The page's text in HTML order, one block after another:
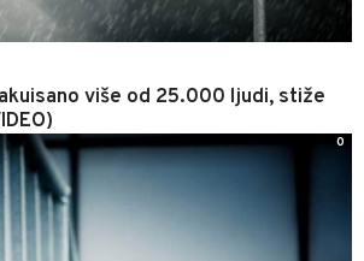
više od 25.000 ljudi, stiže
0